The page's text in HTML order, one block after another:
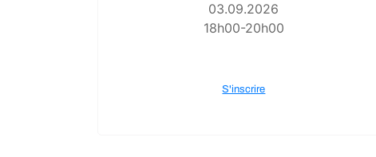
03.09.2026
18h00-20h00
S'inscrire